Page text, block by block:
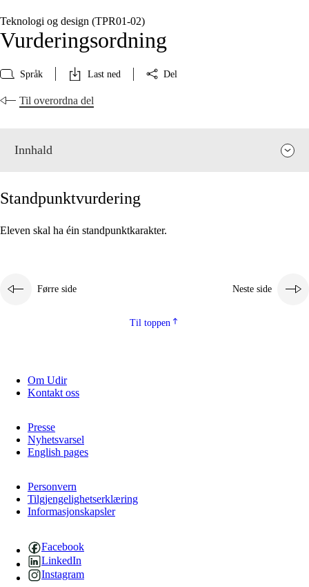
Teknologi og design (TPR01‑02)
Vurderingsordning
Språk Last ned Del
Til overordna del
Innhald
Kjerneelement
Standpunktvurdering
Eleven skal ha éin standpunktkarakter.
Førre side Neste side
Til toppen
Om Udir
Kontakt oss
Presse
Nyhetsvarsel
English pages
Personvern
Tilgjengelighetserklæring
Informasjonskapsler
Facebook
LinkedIn
Instagram